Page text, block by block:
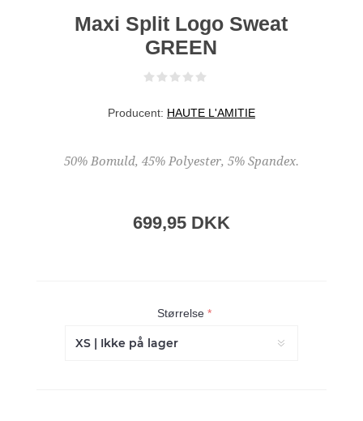
Maxi Split Logo Sweat
GREEN
Producent: HAUTE L'AMITIE
50% Bomuld, 45% Polyester, 5% Spandex.
699,95 DKK
Størrelse*